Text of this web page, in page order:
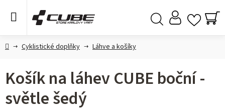
DomůCyklistické doplňky Láhve a košíky
Košík na láhev CUBE boční -
světle šedý